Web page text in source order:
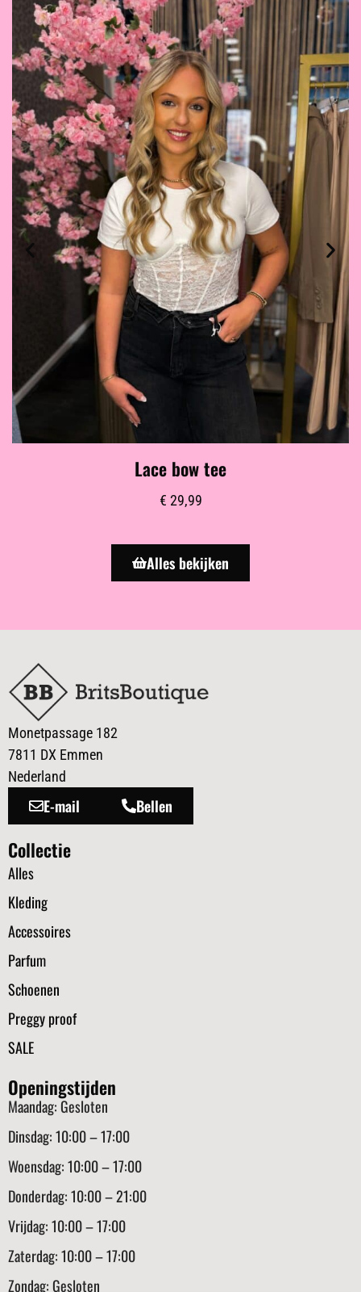
Lace bow tee
€ 29,99
Alles bekijken
Monetpassage 182
7811 DX Emmen
Nederland
E-mail Bellen
Collectie
Alles
Kleding
Accessoires
Parfum
Schoenen
Preggy proof
SALE
Openingstijden
Maandag: Gesloten
Dinsdag: 10:00 – 17:00
Woensdag: 10:00 – 17:00
Donderdag: 10:00 – 21:00
Vrijdag: 10:00 – 17:00
Zaterdag: 10:00 – 17:00
Zondag: Gesloten